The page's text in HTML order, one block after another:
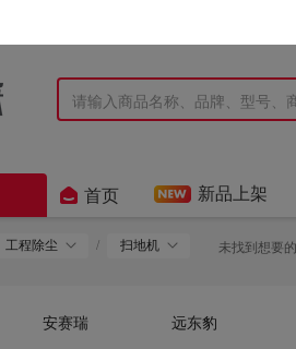
 首页 新品上架
工程除尘 / 扫地机 未找到想要
安赛瑞
远东豹